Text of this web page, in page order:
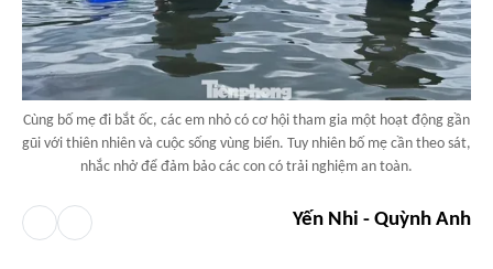
Cùng bố mẹ đi bắt ốc, các em nhỏ có cơ hội tham gia một hoạt động gần
gũi với thiên nhiên và cuộc sống vùng biển. Tuy nhiên bố mẹ cần theo sát,
nhắc nhở để đảm bảo các con có trải nghiệm an toàn.
Yến Nhi - Quỳnh Anh